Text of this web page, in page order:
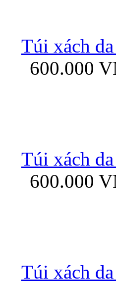
Bao da iPhone 5
Túi xách
600.000
Túi xách
600.000
Túi xách